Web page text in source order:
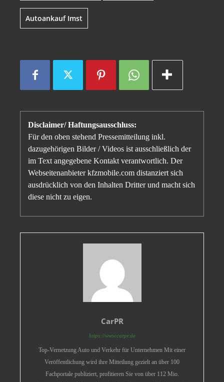
Autoankauf Imst
Disclaimer/ Haftungsausschluss:
Für den oben stehend Pressemitteilung inkl.
dazugehörigen Bilder / Videos ist ausschließlich der
im Text angegebene Kontakt verantwortlich. Der
Webseitenanbieter kfzmobile.com distanziert sich
ausdrücklich von den Inhalten Dritter und macht sich
diese nicht zu eigen.
CarPR
https://www.carpr.de
Top-Vernetzung Auto und Verkehr für Unternehmen Mit einer
Veröffentlichung wird ihre Mitteilung gezielt an über 100
Fachportale publiziert, profitieren Sie von über 112 Mio.